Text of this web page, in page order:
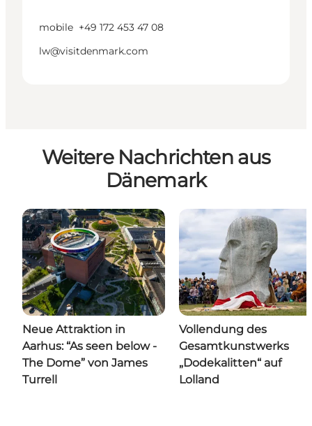
mobile +49 172 453 47 08
lw@visitdenmark.com
Weitere Nachrichten aus
Dänemark
Neue Attraktion in
Aarhus: “As seen below -
The Dome” von James
Turrell
Vollendung des
Gesamtkunstwerks
„Dodekalitten“ auf
Lolland